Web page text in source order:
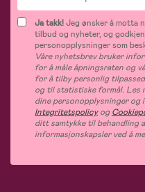
Ja takk!Jeg ønsker å motta
tilbud og nyheter, og
personopplysninger som
Våre nyhetsbrev bruker
for å måle åpningsraten og
for å tilby personlig
og til statistiske formål. Les
dine personopplysninger og
Integritetspolicyog
ditt samtykke til behandling
informasjonskapsler ved å